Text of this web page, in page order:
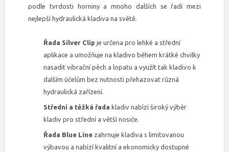
podle tvrdosti horniny a mnoho dalších se řadí mezi
nejlepší hydraulická kladiva na světě.
Řada Silver Clip je určena pro lehké a střední
aplikace a umožňuje na kladivo během krátké chvilky
nasadit vibrační pěch a lopatu a využít tak kladivo k
dalším účelům bez nutnosti přehazovat různá
hydraulická zařízení.
Střední a těžká řada kladiv nabízí široký výběr
kladiv pro střední a větší nosiče.
Řada Blue Line zahrnuje kladiva s limitovanou
výbavou a nabízí kvalitní a ekonomicky dostupné